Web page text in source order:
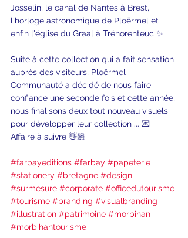
Josselin, le canal de Nantes à Brest,
l'horloge astronomique de Ploërmel et
enfin l'église du Graal à Tréhorenteuc ✨
Suite à cette collection qui a fait sensation
auprès des visiteurs, Ploërmel
Communauté a décidé de nous faire
confiance une seconde fois et cette année,
nous finalisons deux tout nouveau visuels
pour développer leur collection ... 💌
Affaire à suivre 👋🏼
#farbayeditions #farbay #papeterie
#stationery #bretagne #design
#surmesure #corporate #officedutourisme
#tourisme #branding #visualbranding
#illustration #patrimoine #morbihan
#morbihantourisme